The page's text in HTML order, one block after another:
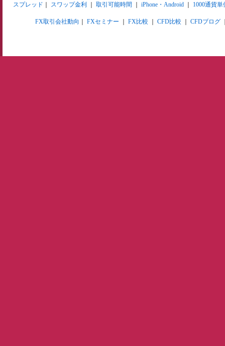
スプレッド
スワップ金利 取引可能時間 iPhone・Android 1000通貨単
FX取引会社動向 FXセミナー FX比較 CFD比較 CFDブログ